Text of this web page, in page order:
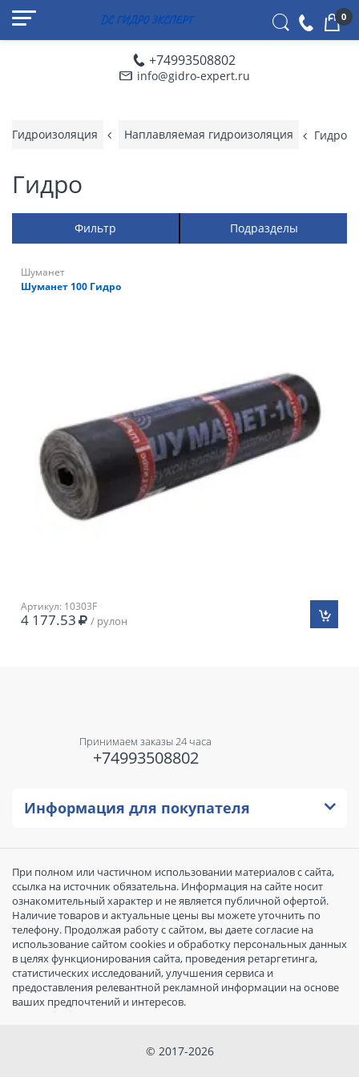
+74993508802
info@gidro-expert.ru
0
Гидроизоляция Наплавляемая гидроизоляция Гидро
Гидро
Фильтр Подразделы
Шуманет
Шуманет 100 Гидро
Артикул: 10303F
4 177.53 / рулон
Принимаем заказы 24 часа
+74993508802
Информация для покупателя
При полном или частичном использовании материалов с сайта,
ссылка на источник обязательна. Информация на сайте носит
ознакомительный характер и не является публичной офертой.
Наличие товаров и актуальные цены вы можете уточнить по
телефону. Продолжая работу с сайтом, вы даете согласие на
использование сайтом cookies и обработку персональных данных
в целях функционирования сайта, проведения ретаргетинга,
статистических исследований, улучшения сервиса и
предоставления релевантной рекламной информации на основе
ваших предпочтений и интересов.
© 2017-2026